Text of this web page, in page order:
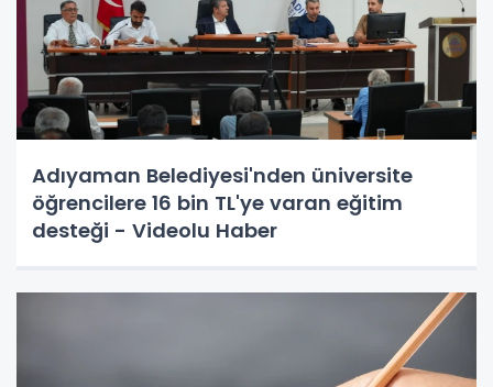
Adıyaman Belediyesi'nden üniversite
öğrencilere 16 bin TL'ye varan eğitim
desteği - Videolu Haber